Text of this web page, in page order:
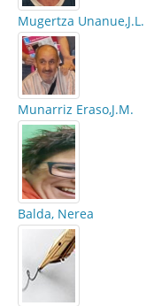
Mugertza Unanue,J.L.
Munarriz Eraso,J.M.
Balda, Nerea